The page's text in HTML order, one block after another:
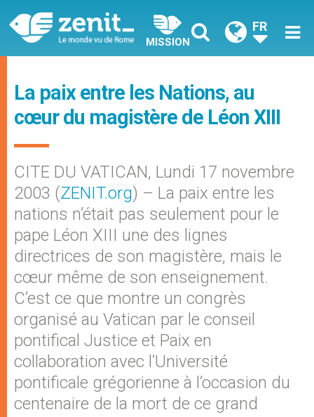
MISSION
FR
La paix entre les Nations, au
cœur du magistère de Léon XIII
CITE DU VATICAN, Lundi 17 novembre
2003 (ZENIT.org) – La paix entre les
nations n’était pas seulement pour le
pape Léon XIII une des lignes
directrices de son magistère, mais le
cœur même de son enseignement.
C’est ce que montre un congrès
organisé au Vatican par le conseil
pontifical Justice et Paix en
collaboration avec l’Université
pontificale grégorienne à l’occasion du
centenaire de la mort de ce grand